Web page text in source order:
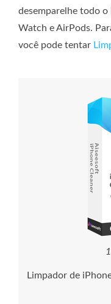
desemparelhe todo
Watch e AirPods.
você pode tentar
1
Limpador de